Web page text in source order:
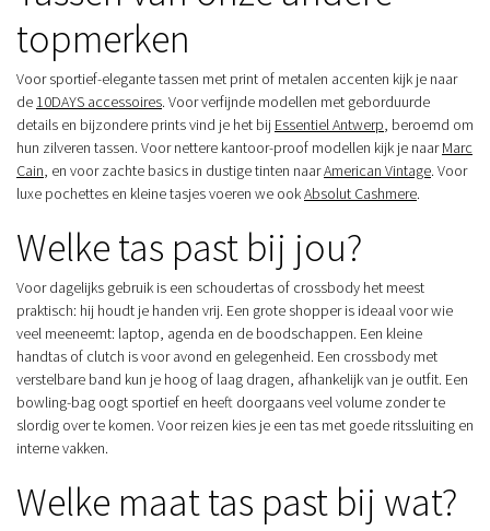
topmerken
Voor sportief-elegante tassen met print of metalen accenten kijk je naar
de 10DAYS accessoires. Voor verfijnde modellen met geborduurde
details en bijzondere prints vind je het bij Essentiel Antwerp, beroemd om
hun zilveren tassen. Voor nettere kantoor-proof modellen kijk je naarMarc
Cain, en voor zachte basics in dustige tinten naarAmerican Vintage. Voor
luxe pochettes en kleine tasjes voeren we ookAbsolut Cashmere.
Welke tas past bij jou?
Voor dagelijks gebruik is een schoudertas of crossbody het meest
praktisch: hij houdt je handen vrij. Een grote shopper is ideaal voor wie
veel meeneemt: laptop, agenda en de boodschappen. Een kleine
handtas of clutch is voor avond en gelegenheid. Een crossbody met
verstelbare band kun je hoog of laag dragen, afhankelijk van je outfit. Een
bowling-bag oogt sportief en heeft doorgaans veel volume zonder te
slordig over te komen. Voor reizen kies je een tas met goede ritssluiting en
interne vakken.
Welke maat tas past bij wat?